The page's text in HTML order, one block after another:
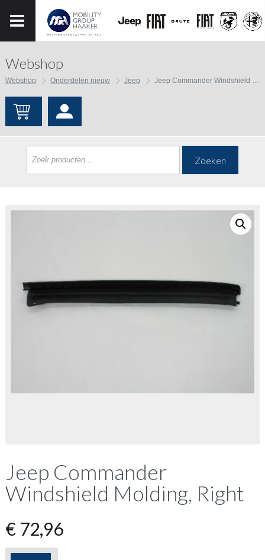
Webshop
Webshop Onderdelen nieuw Jeep Jeep Commander Windshield Molding, Right
Zoeken
Jeep Commander
Windshield Molding, Right
€72,96